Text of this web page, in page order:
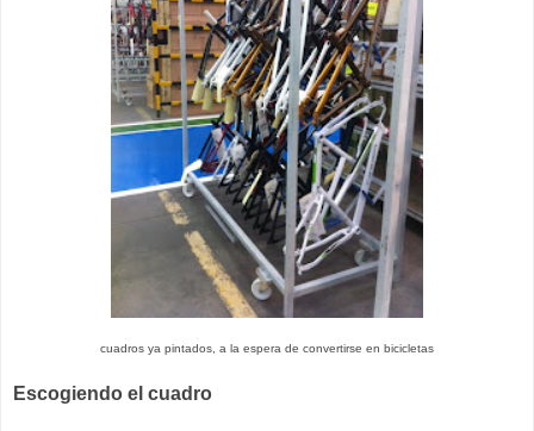
cuadros ya pintados, a la espera de convertirse en bicicletas
Escogiendo el cuadro